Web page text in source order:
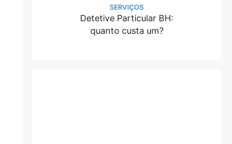
SERVIÇOS
Detetive Particular BH:
quanto custa um?